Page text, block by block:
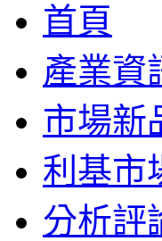
首頁
產業資
市場新
利基市
分析評